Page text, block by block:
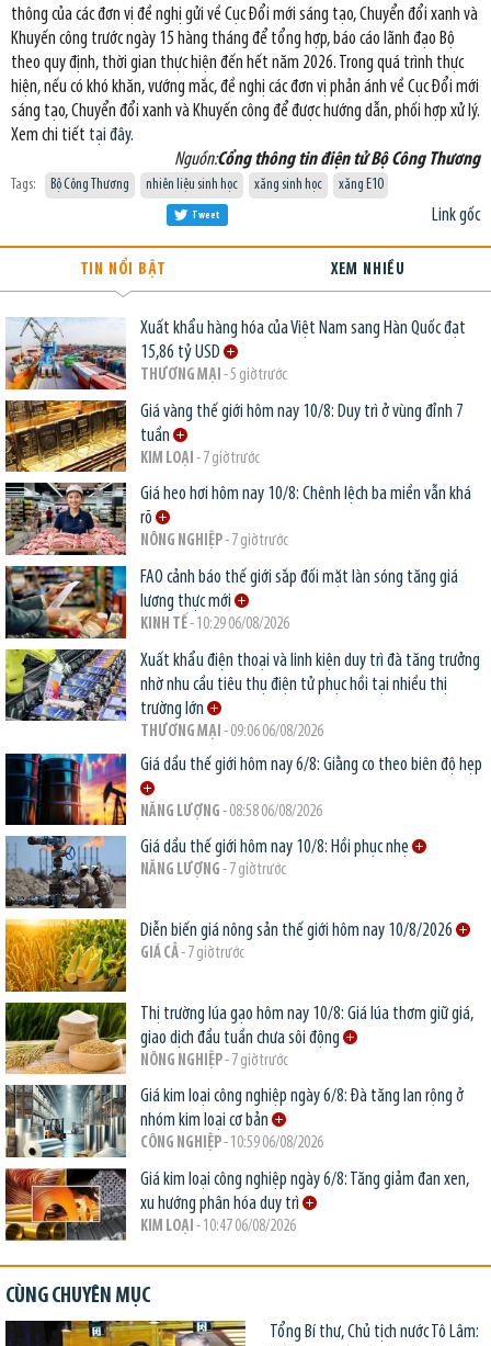
thông của các đơn vị đề nghị gửi về Cục Đổi mới sáng tạo, Chuyển đổi xanh và
Khuyến công trước ngày 15 hàng tháng để tổng hợp, báo cáo lãnh đạo Bộ
theo quy định, thời gian thực hiện đến hết năm 2026. Trong quá trình thực
hiện, nếu có khó khăn, vướng mắc, đề nghị các đơn vị phản ánh về Cục Đổi mới
sáng tạo, Chuyển đổi xanh và Khuyến công để được hướng dẫn, phối hợp xử lý.
Xem chi tiết tại đây.
Nguồn:Cổng thông tin điện tử Bộ Công Thương
Tags: Bộ Công Thương nhiên liệu sinh học xăng sinh học xăng E10
Link gốc
Tweet
TIN NỔI BẬT XEM NHIỀU
Xuất khẩu hàng hóa của Việt Nam sang Hàn Quốc đạt
15,86 tỷ USD
THƯƠNG MẠI - 5 giờ trước
Giá vàng thế giới hôm nay 10/8: Duy trì ở vùng đỉnh 7
tuần
KIM LOẠI - 7 giờ trước
Giá heo hơi hôm nay 10/8: Chênh lệch ba miền vẫn khá
rõ
NÔNG NGHIỆP- 7 giờ trước
FAO cảnh báo thế giới sắp đối mặt làn sóng tăng giá
lương thực mới
KINH TẾ- 10:29 06/08/2026
Xuất khẩu điện thoại và linh kiện duy trì đà tăng trưởng
nhờ nhu cầu tiêu thụ điện tử phục hồi tại nhiều thị
trường lớn
THƯƠNG MẠI - 09:06 06/08/2026
Giá dầu thế giới hôm nay 6/8: Giằng co theo biên độ hẹp
NĂNG LƯỢNG - 08:58 06/08/2026
Giá dầu thế giới hôm nay 10/8: Hồi phục nhẹ
NĂNG LƯỢNG - 7 giờ trước
Diễn biến giá nông sản thế giới hôm nay 10/8/2026
GIÁ CẢ- 7 giờ trước
Thị trường lúa gạo hôm nay 10/8: Giá lúa thơm giữ giá,
giao dịch đầu tuần chưa sôi động
NÔNG NGHIỆP- 7 giờ trước
Giá kim loại công nghiệp ngày 6/8: Đà tăng lan rộng ở
nhóm kim loại cơ bản
CÔNG NGHIỆP- 10:59 06/08/2026
Giá kim loại công nghiệp ngày 6/8: Tăng giảm đan xen,
xu hướng phân hóa duy trì
KIM LOẠI - 10:47 06/08/2026
CÙNG CHUYÊN MỤC
Tổng Bí thư, Chủ tịch nước Tô Lâm: